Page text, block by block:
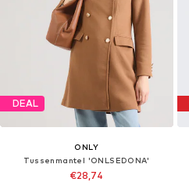
DEAL
ONLY
Tussenmantel 'ONLSEDONA'
€28,74